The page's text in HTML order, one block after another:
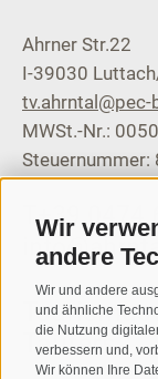
Wir
andere
Wir und andere
und ähnliche
die Nutzung
verbessern und,
Wir können Ihre
Ahrner Str.22
I-39030
tv.ahrntal@pec-
MWSt.-Nr.:
T+39 0474
Taufers